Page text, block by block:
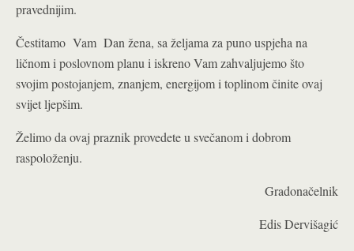
pravednijim.
Čestitamo Vam Dan žena, sa željama za puno uspjeha na
ličnom i poslovnom planu i iskreno Vam zahvaljujemo što
svojim postojanjem, znanjem, energijom i toplinom činite ovaj
svijet ljepšim.
Želimo da ovaj praznik provedete u svečanom i dobrom
raspoloženju.
Gradonačelnik
Edis Dervišagić